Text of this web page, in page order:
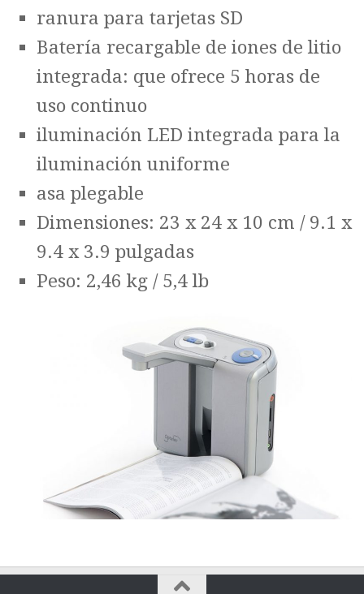
ranura para tarjetas SD
Batería recargable de iones de litio
integrada: que ofrece 5 horas de
uso continuo
iluminación LED integrada para la
iluminación uniforme
asa plegable
Dimensiones: 23 x 24 x 10 cm / 9.1 x
9.4 x 3.9 pulgadas
Peso: 2,46 kg / 5,4 lb